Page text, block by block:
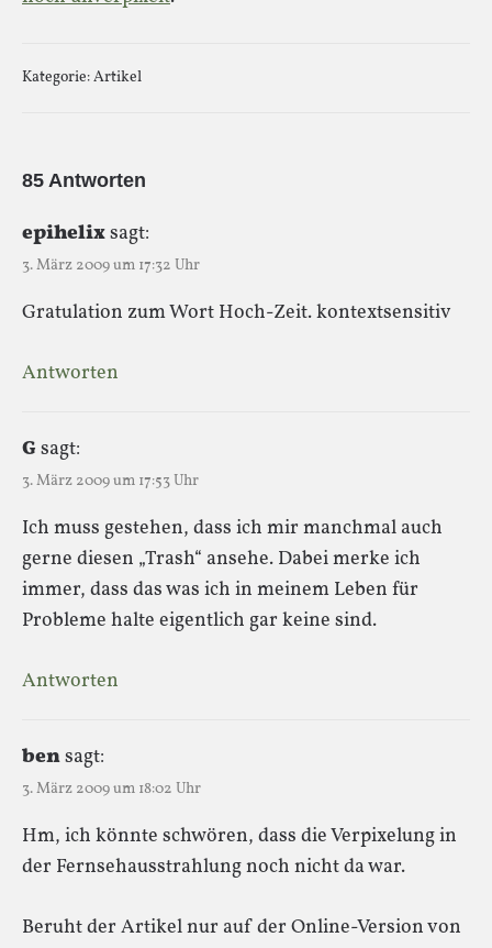
Kategorie:Artikel
85 Antworten
epihelixsagt:
3. März 2009 um 17:32 Uhr
Gratulation zum Wort Hoch-Zeit. kontextsensitiv
Antworten
G sagt:
3. März 2009 um 17:53 Uhr
Ich muss gestehen, dass ich mir manchmal auch
gerne diesen „Trash“ ansehe. Dabei merke ich
immer, dass das was ich in meinem Leben für
Probleme halte eigentlich gar keine sind.
Antworten
bensagt:
3. März 2009 um 18:02 Uhr
Hm, ich könnte schwören, dass die Verpixelung in
der Fernsehausstrahlung noch nicht da war.
Beruht der Artikel nur auf der Online-Version von